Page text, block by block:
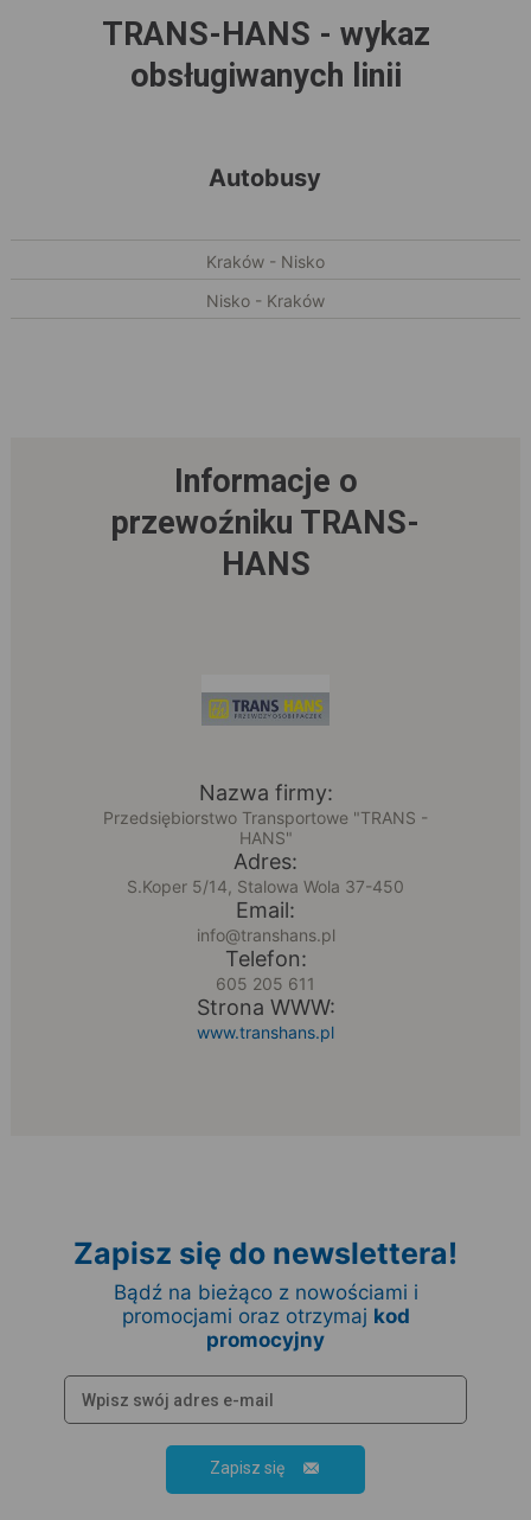
TRANS-HANS - wykaz
obsługiwanych linii
Autobusy
Kraków - Nisko
Nisko - Kraków
Informacje o
przewoźniku TRANS-
HANS
Nazwa firmy:
Przedsiębiorstwo Transportowe "TRANS -
HANS"
Adres:
S.Koper 5/14, Stalowa Wola 37-450
Email:
info@transhans.pl
Telefon:
605 205 611
Strona WWW:
www.transhans.pl
Zapisz się do newslettera!
Bądź na bieżąco z nowościami i
promocjami oraz otrzymaj kod
promocyjny
Zapisz się